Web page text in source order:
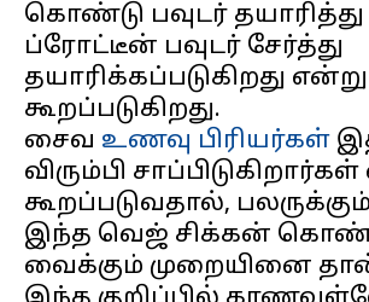
கொண்டு பவுடர்
ப்ரோட்டீன் பவுடர் சேர்த்து
தயாரிக்கப்படுகிறது என்று
கூறப்படுகிறது.
சைவ உணவு பிரியர்கள்
விரும்பி
கூறப்படுவதால்,
இந்த வெஜ் சிக்கன்
வைக்கும் முறையினை